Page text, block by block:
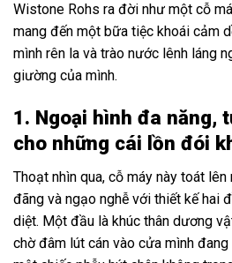
Wistone Rohs ra đời như một cỗ
mang đến một bữa tiệc khoái cảm
mình rên la và trào nước lênh láng
giường của mình.
1. Ngoại hình đa năng,
cho những cái lồn đói
Thoạt nhìn qua, cỗ máy này toát
đãng và ngạo nghễ với thiết kế hai
diệt. Một đầu là khúc thân dương
chờ đâm lút cán vào cửa mình